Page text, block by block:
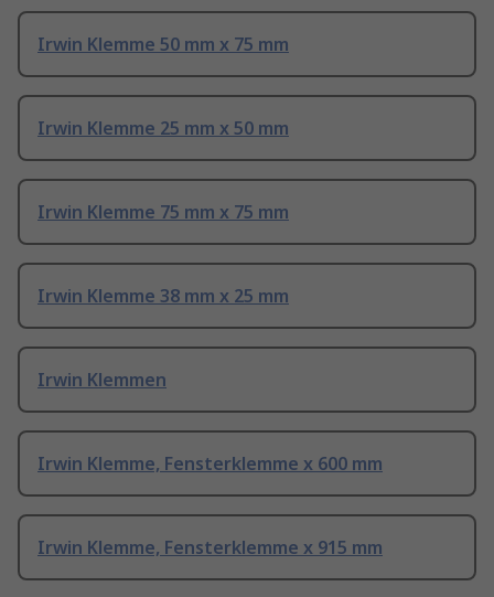
Irwin Klemme 50 mm x 75 mm
Irwin Klemme 25 mm x 50 mm
Irwin Klemme 75 mm x 75 mm
Irwin Klemme 38 mm x 25 mm
Irwin Klemmen
Irwin Klemme, Fensterklemme x 600 mm
Irwin Klemme, Fensterklemme x 915 mm